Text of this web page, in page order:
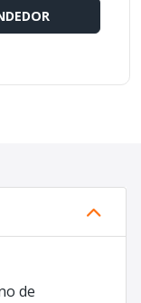
de